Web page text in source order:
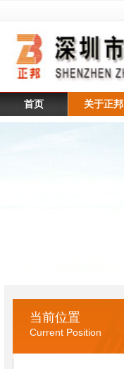
首页 关于正邦
当前位置
Current Position